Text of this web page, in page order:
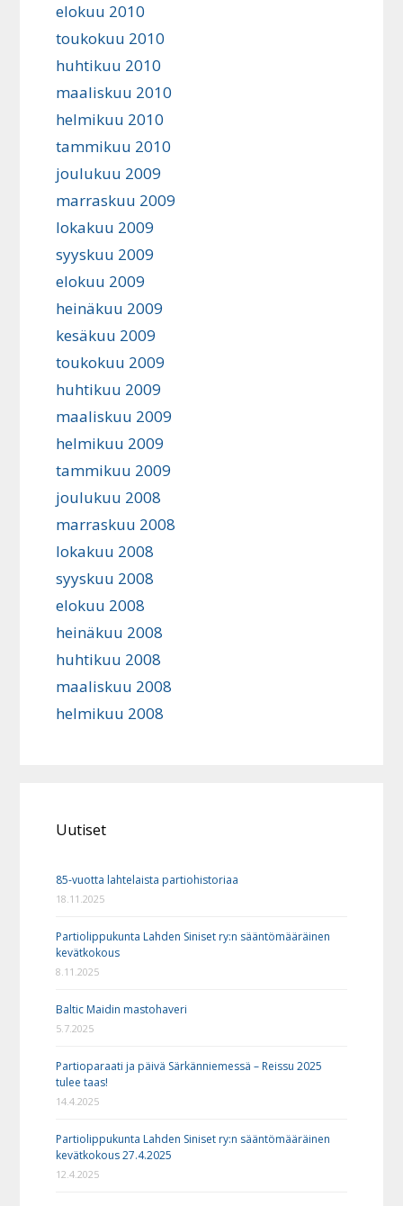
elokuu 2010
toukokuu 2010
huhtikuu 2010
maaliskuu 2010
helmikuu 2010
tammikuu 2010
joulukuu 2009
marraskuu 2009
lokakuu 2009
syyskuu 2009
elokuu 2009
heinäkuu 2009
kesäkuu 2009
toukokuu 2009
huhtikuu 2009
maaliskuu 2009
helmikuu 2009
tammikuu 2009
joulukuu 2008
marraskuu 2008
lokakuu 2008
syyskuu 2008
elokuu 2008
heinäkuu 2008
huhtikuu 2008
maaliskuu 2008
helmikuu 2008
Uutiset
85-vuotta lahtelaista partiohistoriaa
18.11.2025
Partiolippukunta Lahden Siniset ry:n sääntömääräinen
kevätkokous
8.11.2025
Baltic Maidin mastohaveri
5.7.2025
Partioparaati ja päivä Särkänniemessä – Reissu 2025
tulee taas!
14.4.2025
Partiolippukunta Lahden Siniset ry:n sääntömääräinen
kevätkokous 27.4.2025
12.4.2025